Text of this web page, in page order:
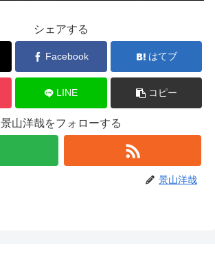
シェアする
Facebook はてブ
LINE コピー
景山洋哉をフォローする
景山洋哉